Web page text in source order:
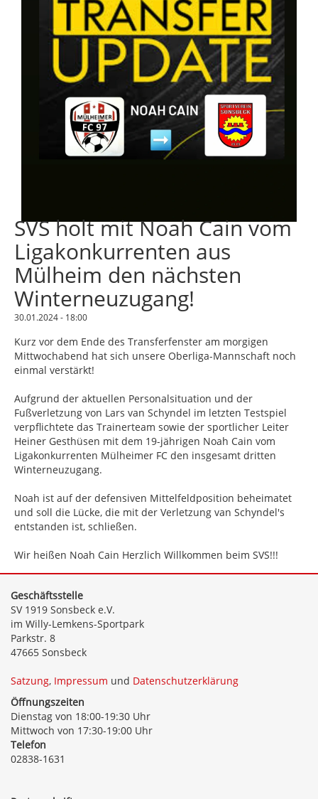
SVS holt mit Noah Cain vom
Ligakonkurrenten aus
Mülheim den nächsten
Winterneuzugang!
30.01.2024 - 18:00
Kurz vor dem Ende des Transferfenster am morgigen
Mittwochabend hat sich unsere Oberliga-Mannschaft noch
einmal verstärkt!
Aufgrund der aktuellen Personalsituation und der
Fußverletzung von Lars van Schyndel im letzten Testspiel
verpflichtete das Trainerteam sowie der sportlicher Leiter
Heiner Gesthüsen mit dem 19-jährigen Noah Cain vom
Ligakonkurrenten Mülheimer FC den insgesamt dritten
Winterneuzugang.
Noah ist auf der defensiven Mittelfeldposition beheimatet
und soll die Lücke, die mit der Verletzung van Schyndel's
entstanden ist, schließen.
Wir heißen Noah Cain Herzlich Willkommen beim SVS!!!
Geschäftsstelle
SV 1919 Sonsbeck e.V.
im Willy-Lemkens-Sportpark
Parkstr. 8
47665 Sonsbeck
Satzung, Impressum und Datenschutzerklärung
Öffnungszeiten
Dienstag von 18:00-19:30 Uhr
Mittwoch von 17:30-19:00 Uhr
Telefon
02838-1631